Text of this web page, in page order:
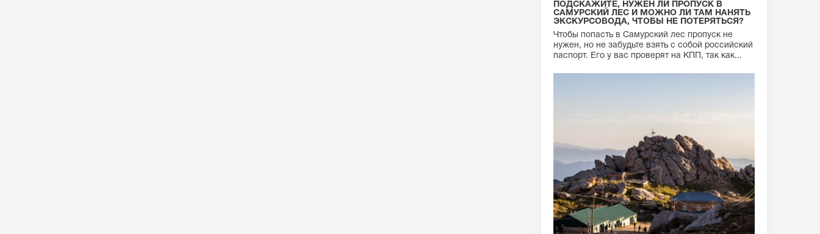
ПОДСКАЖИТЕ, НУЖЕН ЛИ ПРОПУСК В
САМУРСКИЙ ЛЕС И МОЖНО ЛИ ТАМ НАНЯТЬ
ЭКСКУРСОВОДА, ЧТОБЫ НЕ ПОТЕРЯТЬСЯ?
Чтобы попасть в Самурский лес пропуск не
нужен, но не забудьте взять с собой российский
паспорт. Его у вас проверят на КПП, так как...